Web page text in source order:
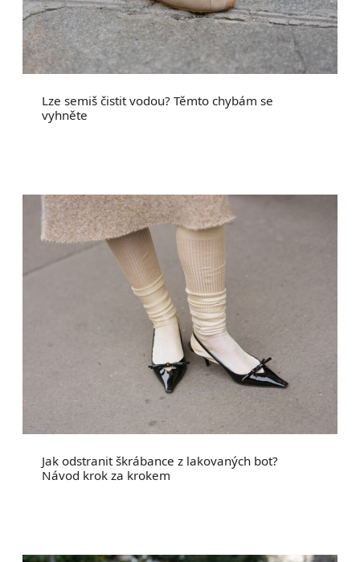
Lze semiš čistit vodou? Těmto chybám se
vyhněte
Jak odstranit škrábance z lakovaných bot?
Návod krok za krokem